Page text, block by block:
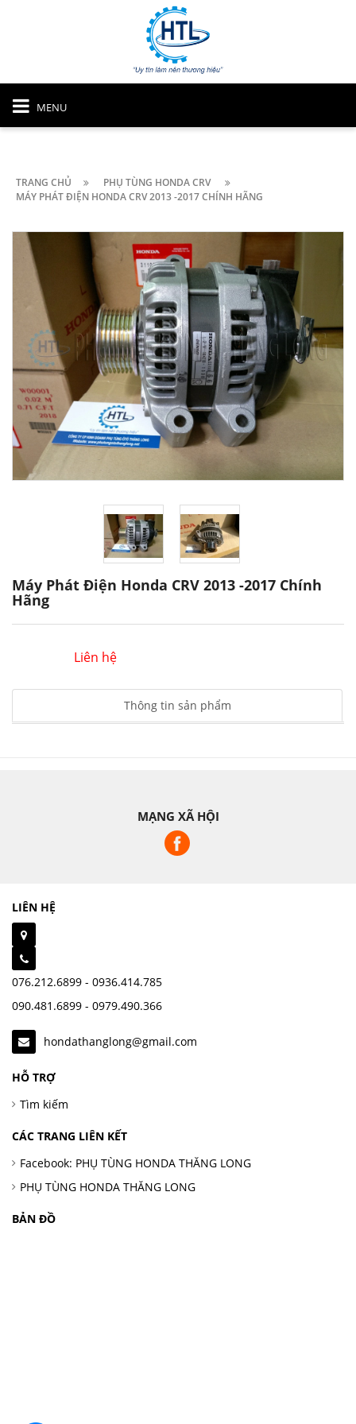
MENU
TRANG CHỦ
PHỤ TÙNG HONDA CRV
MÁY PHÁT ĐIỆN HONDA CRV 2013 -2017 CHÍNH HÃNG
Máy Phát Điện Honda CRV 2013 -2017 Chính
Hãng
Liên hệ
Thông tin sản phẩm
MẠNG XÃ HỘI
LIÊN HỆ
076.212.6899 - 0936.414.785
090.481.6899 - 0979.490.366
hondathanglong@gmail.com
HỖ TRỢ
Tìm kiếm
CÁC TRANG LIÊN KẾT
Facebook: PHỤ TÙNG HONDA THĂNG LONG
PHỤ TÙNG HONDA THĂNG LONG
BẢN ĐỒ